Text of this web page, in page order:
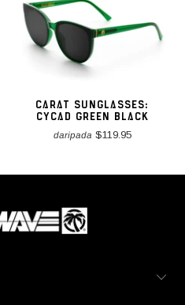
CARAT SUNGLASSES:
CYCAD GREEN BLACK
daripada $119.95